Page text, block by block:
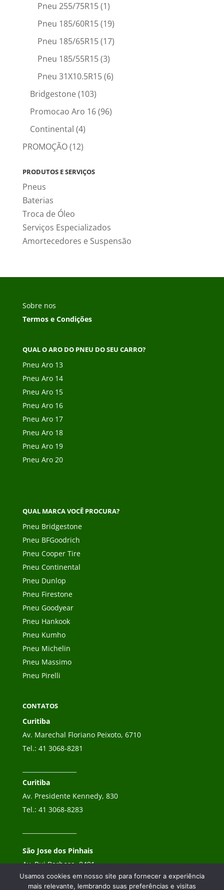
Pneu 255/75R15(1)
Pneu 185/60R15(19)
Pneu 185/65R15(17)
Pneu 185/55R15(3)
Pneu 31X10.5R15(6)
Bridgestone(103)
Promocao Aro 16(96)
Continental (4)
PROMOÇÃO(12)
PRODUTOS E SERVIÇOS
Pneus
Baterias
Troca de Óleo
Serviços Especializados
Amortecedores e Suspensão
Sobre nos
Termos e Condições
QUAL O ARO DO PNEU DO SEU CARRO?
Pneu Aro 13
Pneu Aro 14
Pneu Aro 15
Pneu Aro 16
Pneu Aro 17
Pneu Aro 18
Pneu Aro 19
Pneu Aro 20
QUAL MARCA VOCÊ PROCURA?
Pneu Bridgestone
Pneu BFGoodrich
Pneu Cooper Tire
Pneu Continental
Pneu Dunlop
Pneu Firestone
Pneu Goodyear
Pneu Hankook
Pneu Kumho
Pneu Michelin
Pneu Massimo
Pneu Pirelli
CONTATOS
Curitiba
Av. Marechal Floriano Peixoto, 6710
Tel.: 41 3068-8281
Curitiba
Av. Presidente Kennedy, 830
Tel.: 41 3068-8283
São Jose dos Pinhais
Av. Rui Barbosa, 8491
Tel.:41 3068-8282
Usamos cookies em nosso site para fornecer a experiência
mais relevante, lembrando suas preferências e visitas